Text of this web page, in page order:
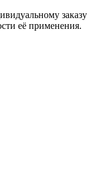
заказу
её применения.